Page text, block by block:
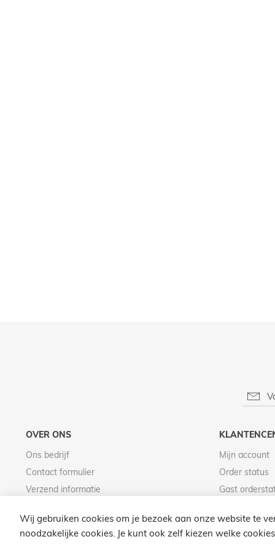
OVER ONS
Ons bedrijf
Contact formulier
Verzend informatie
Mijn account
Order status
Gast
Wij gebruiken cookies om je bezoek aan onze website te
noodzakelijke cookies. Je kunt ook zelf kiezen welke